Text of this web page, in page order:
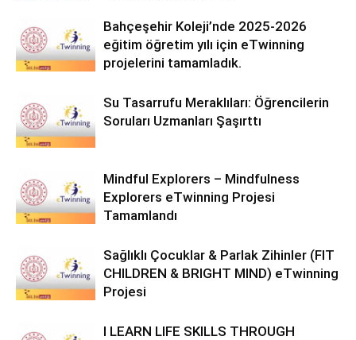
Bahçeşehir Koleji’nde 2025-2026
eğitim öğretim yılı için eTwinning
projelerini tamamladık.
Su Tasarrufu Meraklıları: Öğrencilerin
Soruları Uzmanları Şaşırttı
Mindful Explorers – Mindfulness
Explorers eTwinning Projesi
Tamamlandı
Sağlıklı Çocuklar & Parlak Zihinler (FIT
CHILDREN & BRIGHT MIND) eTwinning
Projesi
I LEARN LIFE SKILLS THROUGH